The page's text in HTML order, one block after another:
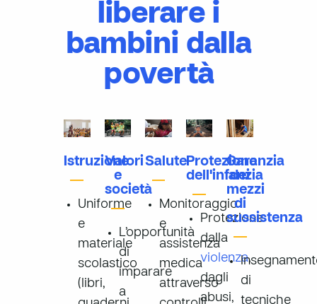
liberare i
bambini dalla
povertà
Istruzione
Uniforme
e
materiale
scolastico
(libri,
Valori
e
società
L’opportunità
di
imparare
a
Salute
Monitoraggio
e
assistenza
medica
attraverso
Protezione
dell'infanzia
Protezione
dalla
violenza,
dagli
abusi,
Garanzia
dei
mezzi
di
sussistenza
di
tecniche